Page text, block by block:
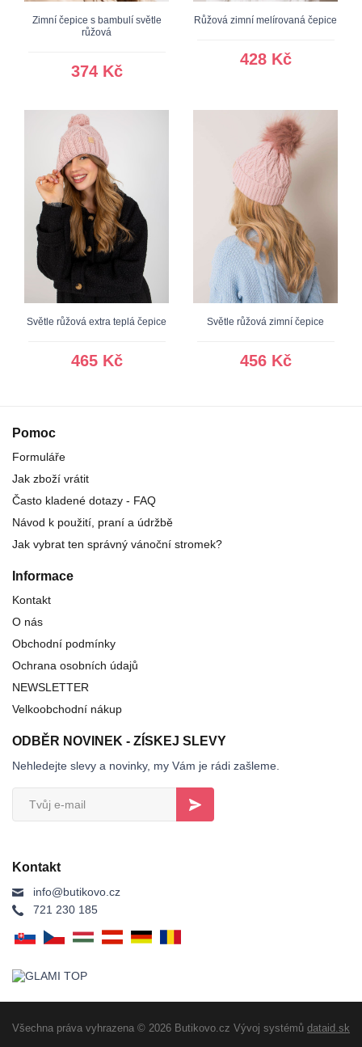
Zimní čepice s bambulí světle
růžová
374 Kč
Růžová zimní melírovaná čepice
428 Kč
Světle růžová extra teplá čepice
465 Kč
Světle růžová zimní čepice
456 Kč
Pomoc
Formuláře
Jak zboží vrátit
Často kladené dotazy - FAQ
Návod k použití, praní a údržbě
Jak vybrat ten správný vánoční stromek?
Informace
Kontakt
O nás
Obchodní podmínky
Ochrana osobních údajů
NEWSLETTER
Velkoobchodní nákup
ODBĚR NOVINEK - ZÍSKEJ SLEVY
Nehledejte slevy a novinky, my Vám je rádi zašleme.
Kontakt
info@butikovo.cz
721 230 185
Všechna práva vyhrazena © 2026 Butikovo.cz Vývoj systémů dataid.sk